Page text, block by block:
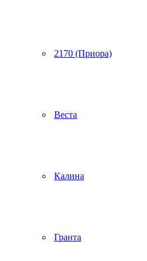
2170 (Приора)
Веста
Калина
Гранта